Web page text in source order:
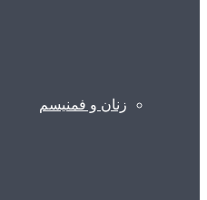
زنان و فمنیسم